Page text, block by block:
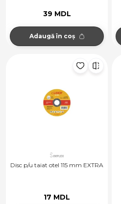
39 MDL
Adaugă în coș
Disc p/u taiat otel 115 mm EXTRA
17 MDL